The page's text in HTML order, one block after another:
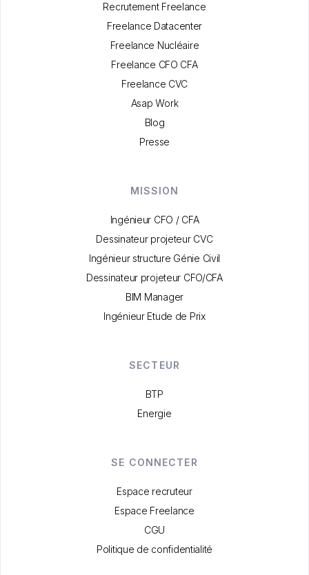
Recrutement Freelance
Freelance Datacenter
Freelance Nucléaire
Freelance CFO CFA
Freelance CVC
Asap Work
Blog
Presse
MISSION
Ingénieur CFO / CFA
Dessinateur projeteur CVC
Ingénieur structure Génie Civil
Dessinateur projeteur CFO/CFA
BIM Manager
Ingénieur Etude de Prix
SECTEUR
BTP
Energie
SE CONNECTER
Espace recruteur
Espace Freelance
CGU
Politique de confidentialité